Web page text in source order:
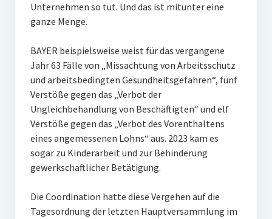
Unternehmen so tut. Und das ist mitunter eine
ganze Menge.
BAYER beispielsweise weist für das vergangene
Jahr 63 Fälle von „Missachtung von Arbeitsschutz
und arbeitsbedingten Gesundheitsgefahren“, fünf
Verstöße gegen das „Verbot der
Ungleichbehandlung von Beschäftigten“ und elf
Verstöße gegen das „Verbot des Vorenthaltens
eines angemessenen Lohns“ aus. 2023 kam es
sogar zu Kinderarbeit und zur Behinderung
gewerkschaftlicher Betätigung.
Die Coordination hatte diese Vergehen auf die
Tagesordnung der letzten Hauptversammlung im